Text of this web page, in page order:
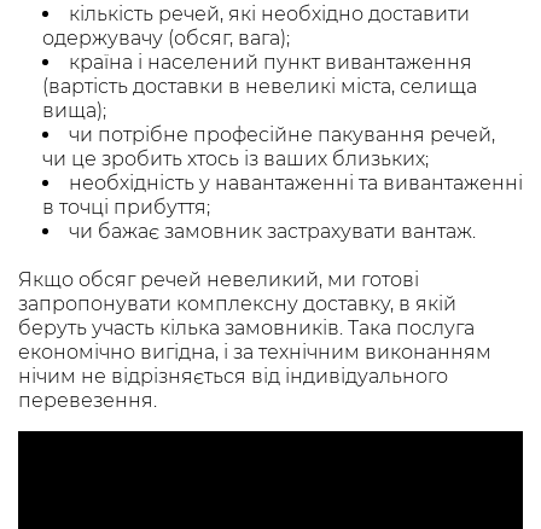
кількість речей, які необхідно доставити
одержувачу (обсяг, вага);
країна і населений пункт вивантаження
(вартість доставки в невеликі міста, селища
вища);
чи потрібне професійне пакування речей,
чи це зробить хтось із ваших близьких;
необхідність у навантаженні та вивантаженні
в точці прибуття;
чи бажає замовник застрахувати вантаж.
Якщо обсяг речей невеликий, ми готові
запропонувати комплексну доставку, в якій
беруть участь кілька замовників. Така послуга
економічно вигідна, і за технічним виконанням
нічим не відрізняється від індивідуального
перевезення.